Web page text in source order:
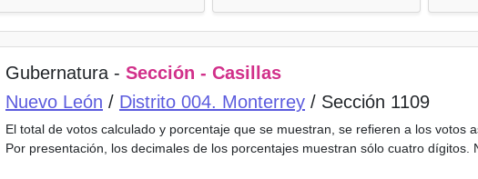
Gubernatura - Sección - Casillas
Nuevo León / Distrito 004. Monterrey / Sección 1109
El total de votos calculado y porcentaje que se muestran, se refieren a los votos
Por presentación, los decimales de los porcentajes muestran sólo cuatro